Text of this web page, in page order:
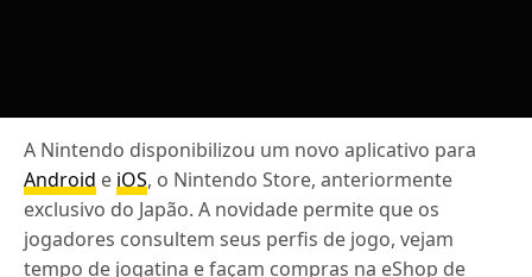
A Nintendo disponibilizou um novo aplicativo para
Android e iOS, o Nintendo Store, anteriormente
exclusivo do Japão. A novidade permite que os
jogadores consultem seus perfis de jogo, vejam
tempo de jogatina e façam compras na eShop de